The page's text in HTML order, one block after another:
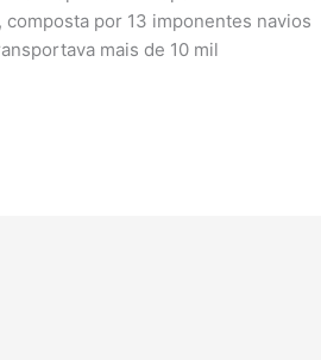
por 13 imponentes navios
mais de 10 mil